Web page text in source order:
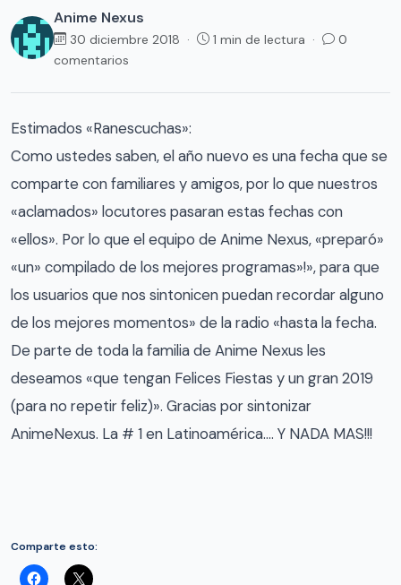
Anime Nexus
30 diciembre 2018 · 1 min de lectura ·
0
comentarios
Estimados «Ranescuchas»:
Como ustedes saben, el año nuevo es una fecha que se
comparte con familiares y amigos, por lo que nuestros
«aclamados» locutores pasaran estas fechas con
«ellos». Por lo que el equipo de Anime Nexus, «preparó»
«un» compilado de los mejores programas»!», para que
los usuarios que nos sintonicen puedan recordar alguno
de los mejores momentos» de la radio «hasta la fecha.
De parte de toda la familia de Anime Nexus les
deseamos «que tengan Felices Fiestas y un gran 2019
(para no repetir feliz)». Gracias por sintonizar
AnimeNexus. La # 1 en Latinoamérica…. Y NADA MAS!!!
Comparte esto: